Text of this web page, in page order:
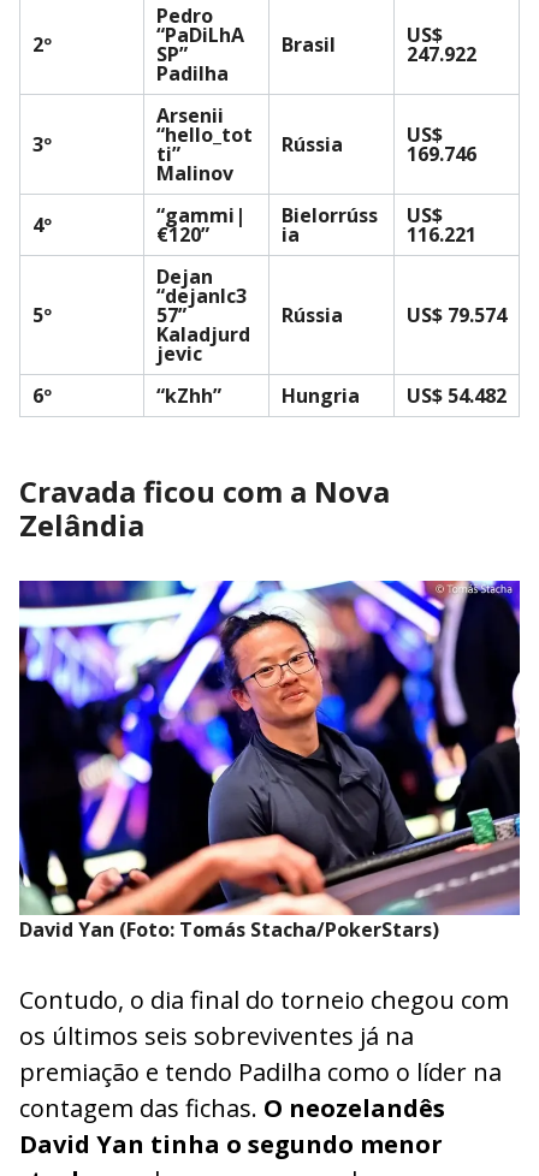
2º
Pedro
“PaDiLhA
SP”
Padilha
Brasil US$
247.922
3º
Arsenii
“hello_tot
ti”
Malinov
Rússia US$
169.746
4º “gammi|
€120”
Bielorrúss
ia
US$
116.221
5º
Dejan
“dejanlc3
57”
Kaladjurd
jevic
Rússia US$ 79.574
6º “kZhh” Hungria US$ 54.482
Cravada ficou com a Nova
Zelândia
David Yan (Foto: Tomás Stacha/PokerStars)
Contudo, o dia final do torneio chegou com
os últimos seis sobreviventes já na
premiação e tendo Padilha como o líder na
contagem das fichas. O neozelandês
David Yan tinha o segundo menor